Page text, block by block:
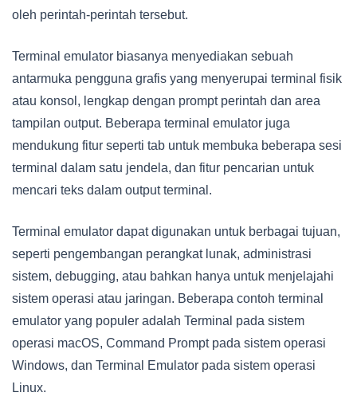
oleh perintah-perintah tersebut.
Terminal emulator biasanya menyediakan sebuah
antarmuka pengguna grafis yang menyerupai terminal fisik
atau konsol, lengkap dengan prompt perintah dan area
tampilan output. Beberapa terminal emulator juga
mendukung fitur seperti tab untuk membuka beberapa sesi
terminal dalam satu jendela, dan fitur pencarian untuk
mencari teks dalam output terminal.
Terminal emulator dapat digunakan untuk berbagai tujuan,
seperti pengembangan perangkat lunak, administrasi
sistem, debugging, atau bahkan hanya untuk menjelajahi
sistem operasi atau jaringan. Beberapa contoh terminal
emulator yang populer adalah Terminal pada sistem
operasi macOS, Command Prompt pada sistem operasi
Windows, dan Terminal Emulator pada sistem operasi
Linux.